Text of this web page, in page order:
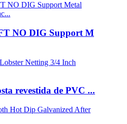
NO DIG Support M
revestida de PVC ...